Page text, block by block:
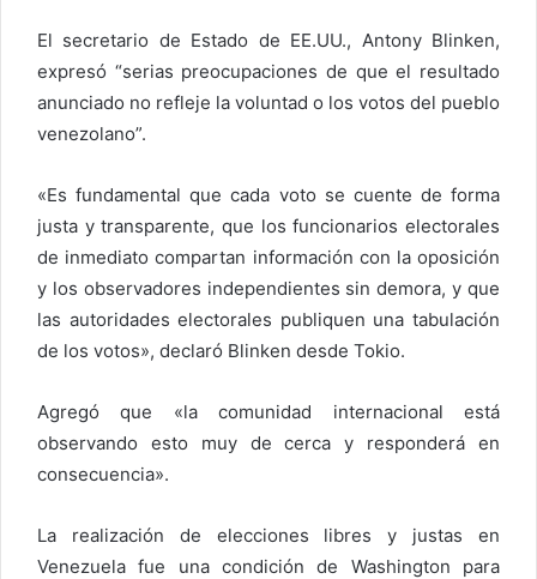
El secretario de Estado de EE.UU., Antony Blinken,
expresó “serias preocupaciones de que el resultado
anunciado no refleje la voluntad o los votos del pueblo
venezolano”.
«Es fundamental que cada voto se cuente de forma
justa y transparente, que los funcionarios electorales
de inmediato compartan información con la oposición
y los observadores independientes sin demora, y que
las autoridades electorales publiquen una tabulación
de los votos», declaró Blinken desde Tokio.
Agregó que «la comunidad internacional está
observando esto muy de cerca y responderá en
consecuencia».
La realización de elecciones libres y justas en
Venezuela fue una condición de Washington para